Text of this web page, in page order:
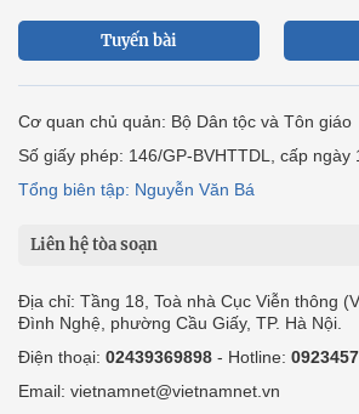
Tuyến bài
Cơ quan chủ quản: Bộ Dân tộc và Tôn giáo
Số giấy phép: 146/GP-BVHTTDL, cấp ngày
Tổng biên tập: Nguyễn Văn Bá
Liên hệ tòa soạn
Địa chỉ: Tầng 18, Toà nhà Cục Viễn thông
Đình Nghệ, phường Cầu Giấy, TP. Hà Nội.
Điện thoại: 02439369898 - Hotline:
Email: vietnamnet@vietnamnet.vn